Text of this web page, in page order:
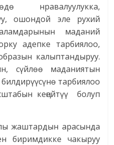
нравалуулукка,
ошондой эле рухий
маданий
адепке тарбиялоо,
калыптандыруу.
сүйлөө маданиятын
тарбиялоо
кеӊейтүү болуп
жаштардын арасында
биримдикке чакыруу